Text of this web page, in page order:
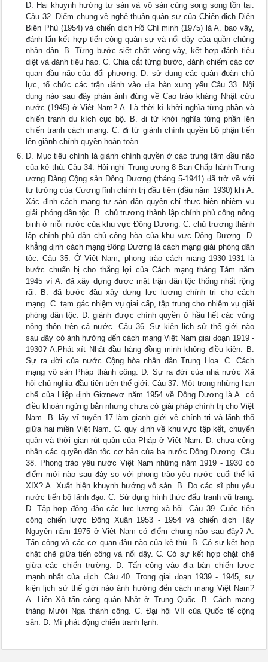
D. Hai khuynh hướng tư sản và vô sản cùng song song tồn tại.
Câu 32. Điểm chung về nghệ thuận quân sự của Chiến dịch Điện
Biên Phủ (1954) và chiến dịch Hồ Chí minh (1975) là A. bao vây,
đánh lấn kết hợp tiến công quân sự và nổi dậy của quần chúng
nhân dân. B. Từng bước siết chặt vòng vây, kết hợp đánh tiêu
diệt và đánh tiêu hao. C. Chia cắt từng bước, đánh chiếm các cơ
quan đầu não của đối phương. D. sử dụng các quân đoàn chủ
lực, tổ chức các trận đánh vào địa bàn xung yếu Câu 33. Nội
dung nào sau đây phản ánh đúng về Cao trào kháng Nhật cứu
nước (1945) ở Việt Nam? A. Là thời kì khởi nghĩa từng phần và
chiến tranh du kích cục bộ. B. đi từ khởi nghĩa từng phần lên
chiến tranh cách mạng. C. đi từ giành chính quyền bộ phận tiến
lên giành chính quyền hoàn toàn.
D. Mục tiêu chính là giành chính quyền ở các trung tâm đầu não
của kẻ thù. Câu 34. Hội nghị Trung ương 8 Ban Chấp hành Trung
ương Đảng Cộng sản Đông Dương (tháng 5-1941) đã trở về với
tư tưởng của Cương lĩnh chính trị đầu tiên (đầu năm 1930) khi A.
Xác định cách mạng tư sản dân quyền chỉ thực hiện nhiệm vụ
giải phóng dân tộc. B. chủ trương thành lập chính phủ công nông
binh ở mỗi nước của khu vực Đông Dương. C. chủ trương thành
lập chính phủ dân chủ cộng hòa của khu vực Đông Dương. D.
khẳng định cách mạng Đông Dương là cách mạng giải phóng dân
tộc. Câu 35. Ở Việt Nam, phong trào cách mạng 1930-1931 là
bước chuẩn bị cho thắng lợi của Cách mạng tháng Tám năm
1945 vì A. đã xây dựng được mặt trận dân tộc thống nhất rộng
rãi. B. đã bước đầu xây dựng lực lượng chính trị cho cách
mạng. C. tạm gác nhiệm vụ giai cấp, tập trung cho nhiệm vụ giải
phóng dân tộc. D. giành được chính quyền ở hầu hết các vùng
nông thôn trên cả nước. Câu 36. Sự kiện lịch sử thế giới nào
sau đây có ảnh hưởng đến cách mạng Việt Nam giai đoạn 1919 -
1930? A.Phát xít Nhật đầu hàng đồng minh không điều kiện. B.
Sự ra đời của nước Cộng hòa nhân dân Trung Hoa. C. Cách
mạng vô sản Pháp thành công. D. Sự ra đời của nhà nước Xã
hội chủ nghĩa đầu tiên trên thế giới. Câu 37. Một trong những hạn
chế của Hiệp định Giơnevơ năm 1954 về Đông Dương là A. có
điều khoản ngừng bắn nhưng chưa có giải pháp chính trị cho Việt
Nam. B. lấy vĩ tuyến 17 làm gianh giới về chính trị và lãnh thổ
giữa hai miền Việt Nam. C. quy định về khu vực tập kết, chuyển
quân và thời gian rút quân của Pháp ở Việt Nam. D. chưa công
nhận các quyền dân tộc cơ bản của ba nước Đông Dương. Câu
38. Phong trào yêu nước Việt Nam những năm 1919 - 1930 có
điểm mới nào sau đây so với phong trào yêu nước cuối thế kỉ
XIX? A. Xuất hiện khuynh hướng vô sản. B. Do các sĩ phu yêu
nước tiến bộ lãnh đạo. C. Sử dụng hình thức đấu tranh vũ trang.
D. Tập hợp đông đảo các lực lượng xã hội. Câu 39. Cuộc tiến
công chiến lược Đông Xuân 1953 - 1954 và chiến dịch Tây
Nguyên năm 1975 ở Việt Nam có điểm chung nào sau đây? A.
Tấn công và các cơ quan đầu não của kẻ thù. B. Có sự kết hợp
chặt chẽ giữa tiến công và nổi dậy. C. Có sự kết hợp chặt chẽ
giữa các chiến trường. D. Tấn công vào địa bàn chiến lược
mạnh nhất của địch. Câu 40. Trong giai đoạn 1939 - 1945, sự
kiện lịch sử thế giới nào ảnh hưởng đến cách mạng Việt Nam?
A. Liên Xô tấn công quân Nhật ở Trung Quốc. B. Cách mạng
tháng Mười Nga thành công. C. Đại hội VII của Quốc tế cộng
sản. D. Mĩ phát động chiến tranh lạnh.